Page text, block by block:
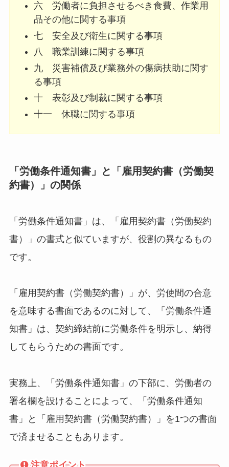
六 労働者に負担させるべき食費、作業用
品その他に関する事項
七 安全及び衛生に関する事項
八 職業訓練に関する事項
九 災害補償及び業務外の傷病扶助に関す
る事項
十 表彰及び制裁に関する事項
十一 休職に関する事項
「労働条件通知書」と「雇用契約書（労働契
約書）」の関係
「労働条件通知書」は、「雇用契約書（労働契約
書）」の書式と似ていますが、役割の異なるもの
です。
「雇用契約書（労働契約書）」が、労使間の合意
を意味する書面であるのに対して、「労働条件通
知書」は、契約締結前に労働条件を明示し、納得
してもらうための書面です。
実務上、「労働条件通知書」の下部に、労働者の
署名欄を設けることによって、「労働条件通知
書」と「雇用契約書（労働契約書）」を1つの書面
で済ませることもあります。
注意ポイント